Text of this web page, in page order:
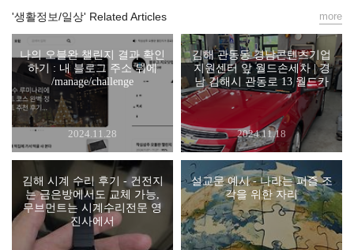
'생활정보/일상' Related Articles
나의 오블완 챌린지 결과 확인
하기 : 내 블로그 주소 뒤에
/manage/challenge
2024.11.28
김해 관동동 경남콘텐츠기업
지원센터 앞 월드손세차 | 경
남 김해시 관동로 13 월드카
2024.11.18
김해 시계 수리 후기 - 건전지
는 금은방에서도 교체 가능,
무브먼트는 시계수리전문 영
진사에서
설교문 예시 - 나라는 퍼즐 조
각을 위한 자리
more